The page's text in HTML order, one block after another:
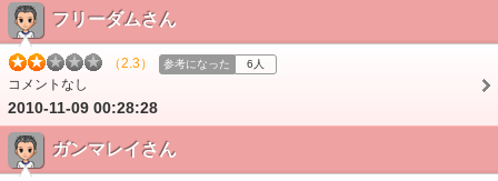
フリーダムさん
（2.3） 参考になった 6人
コメントなし
2010-11-09 00:28:28
ガンマレイさん